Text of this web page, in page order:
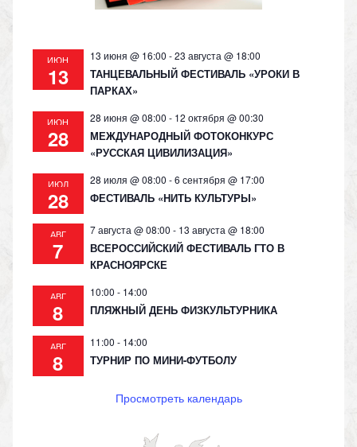
ki
ИЮН
13
13 июня @ 16:00 -23 августа @ 18:00
ТАНЦЕВАЛЬНЫЙ ФЕСТИВАЛЬ «УРОКИ В
ПАРКАХ»
ИЮН
28
28 июня @ 08:00 - 12 октября @ 00:30
МЕЖДУНАРОДНЫЙ ФОТОКОНКУРС
«РУССКАЯ ЦИВИЛИЗАЦИЯ»
ИЮЛ
28
28 июля @ 08:00 -6 сентября @ 17:00
ФЕСТИВАЛЬ «НИТЬ КУЛЬТУРЫ»
АВГ
7
7 августа @ 08:00 - 13 августа @ 18:00
ВСЕРОССИЙСКИЙ ФЕСТИВАЛЬ ГТО В
КРАСНОЯРСКЕ
АВГ
8
10:00 - 14:00
ПЛЯЖНЫЙ ДЕНЬ ФИЗКУЛЬТУРНИКА
АВГ
8
11:00 - 14:00
ТУРНИР ПО МИНИ-ФУТБОЛУ
Просмотреть календарь